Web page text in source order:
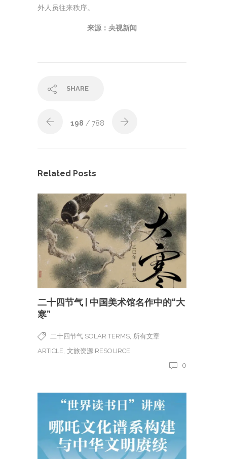
外人员往来秩序。
来源：央视新闻
SHARE
198 / 788
Related Posts
二十四节气 | 中国美术馆名作中的“大
寒”
二十四节气 SOLAR TERMS, 所有文章
ARTICLE, 文旅资源 RESOURCE
0